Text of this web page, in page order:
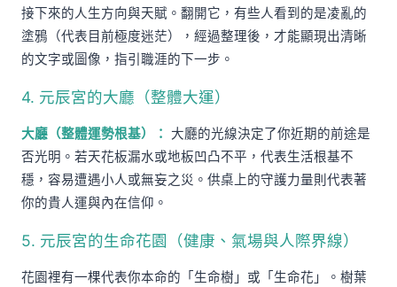
接下來的人生方向與天賦。翻開它，有些人看到的是凌亂的
塗鴉（代表目前極度迷茫），經過整理後，才能顯現出清晰
的文字或圖像，指引職涯的下一步。
4. 元辰宮的大廳（整體大運）
大廳（整體運勢根基）：
大廳的光線決定了你近期的前途是
否光明。若天花板漏水或地板凹凸不平，代表生活根基不
穩，容易遭遇小人或無妄之災。供桌上的守護力量則代表著
你的貴人運與內在信仰。
5. 元辰宮的生命花園（健康、氣場與人際界線）
花園裡有一棵代表你本命的「生命樹」或「生命花」。樹葉